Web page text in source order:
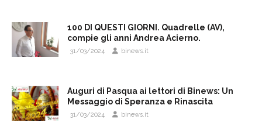
100 DI QUESTI GIORNI. Quadrelle (AV),
compie gli anni Andrea Acierno.
31/03/2024 binews.it
Auguri di Pasqua ai lettori di Binews: Un
Messaggio di Speranza e Rinascita
31/03/2024 binews.it